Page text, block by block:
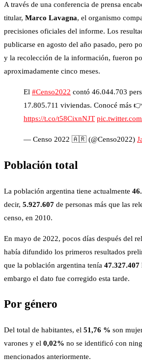
A través de una conferencia de prensa
titular, Marco Lavagna, el organismo
precisiones oficiales del informe. Los
publicarse en agosto del año pasado, pero
y la recolección de la información, fueron
aproximadamente cinco meses.
El #Censo2022 contó 46.044.703
17.805.711 viviendas. Conocé más 👉
https://t.co/t58CixnNJT
— Censo 2022 🇦🇷 (@Censo2022)
Población total
La población argentina tiene actualmente
decir, 5.927.607 de personas más que las
censo, en 2010.
En mayo de 2022, pocos días después del
había difundido los primeros resultados
que la población argentina tenía 47.327.407
embargo el dato fue corregido esta tarde.
Por género
Del total de habitantes, el 51,76 % son
varones y el 0,02% no se identificó con
mencionados anteriormente.